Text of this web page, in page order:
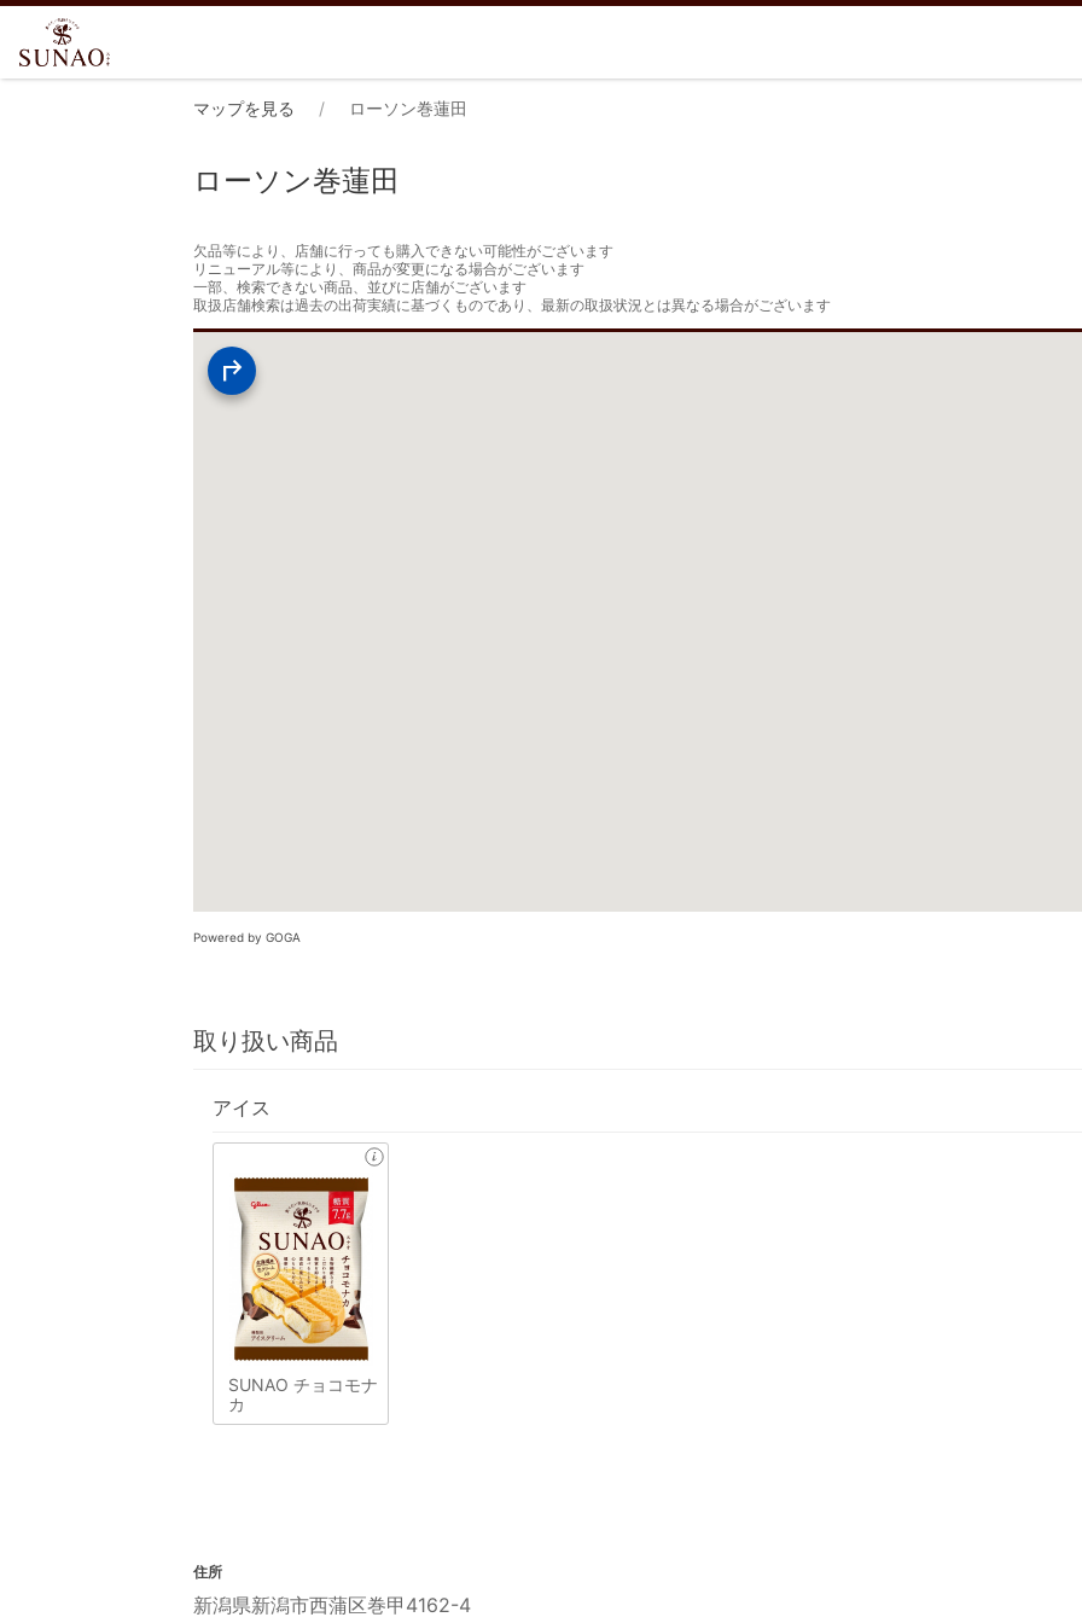
マップを見る ローソン巻蓮田
ローソン巻蓮田
欠品等により、店舗に行っても購入できない可能性がございます
リニューアル等により、商品が変更になる場合がございます
一部、検索できない商品、並びに店舗がございます
取扱店舗検索は過去の出荷実績に基づくものであり、最新の取扱状況とは異なる場合がございます
Powered by GOGA
取り扱い商品
アイス
SUNAO チョコモナ
カ
住所
新潟県新潟市西蒲区巻甲4162-4